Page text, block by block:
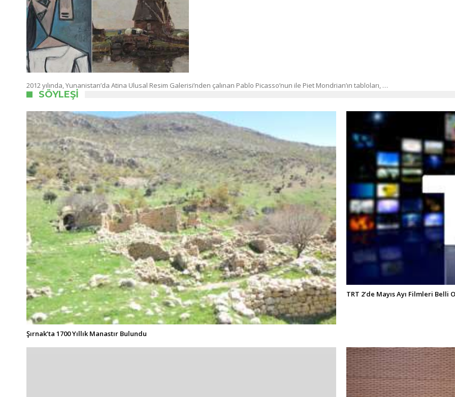
2012 yılında, Yunanistan’da Atina Ulusal Resim Galerisi’nden çalınan Pablo Picasso’nun ile Piet Mondrian’ın tabloları, …
SÖYLEŞI
Şırnak’ta 1700 Yıllık Manastır Bulundu
TRT 2’de Mayıs Ayı Filmleri Belli